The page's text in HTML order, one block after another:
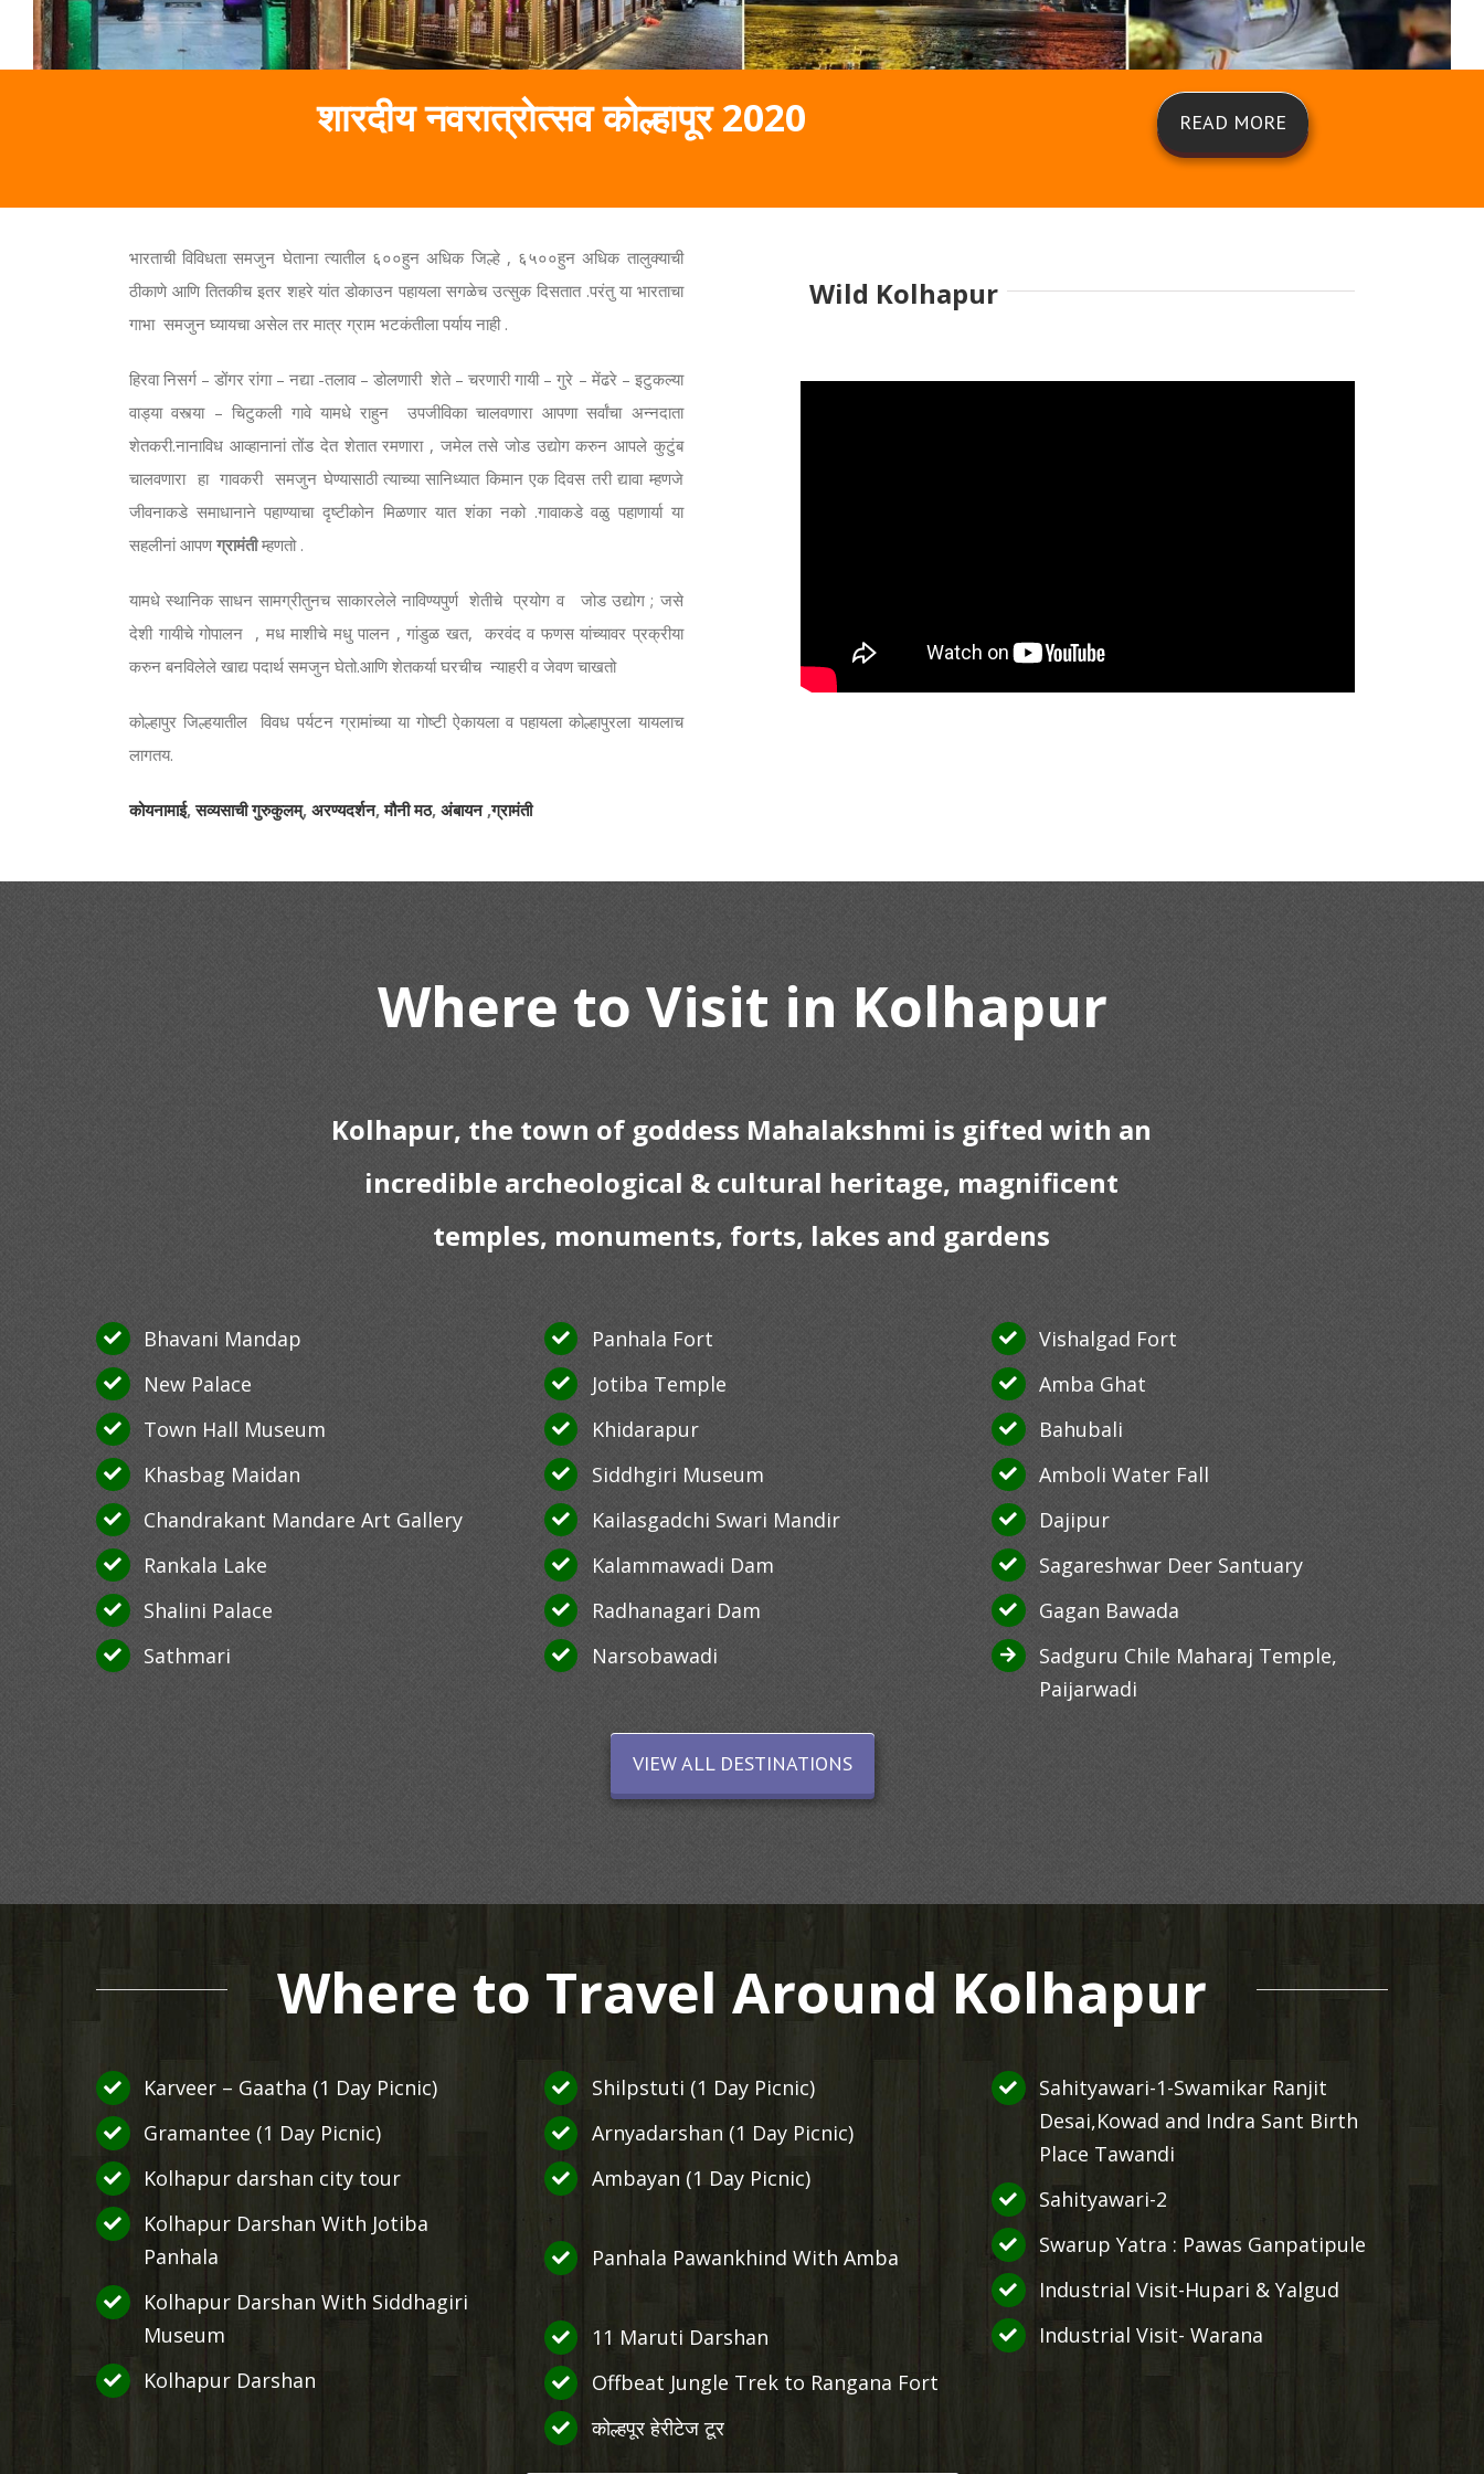
शारदीय नवरात्रोत्सव कोल्हापूर 2020 READ MORE
भारताची विविधता समजुन घेताना त्यातील ६००हुन अधिक जिल्हे , ६५००हुन अधिक तालुक्याची
ठीकाणे आणि तितकीच इतर शहरे यांत डोकाउन पहायला सगळेच उत्सुक दिसतात .परंतु या भारताचा
गाभा समजुन घ्यायचा असेल तर मात्र ग्राम भटकंतीला पर्याय नाही .
हिरवा निसर्ग – डोंगर रांगा – नद्या -तलाव – डोलणारी शेते – चरणारी गायी – गुरे – मेंढरे – इटुकल्या
वाड्या वस्त्या – चिटुकली गावे यामधे राहुन उपजीविका चालवणारा आपणा सर्वांचा अन्नदाता
शेतकरी.नानाविध आव्हानानां तोंड देत शेतात रमणारा , जमेल तसे जोड उद्याेग करुन आपले कुटुंब
चालवणारा हा गावकरी समजुन घेण्यासाठी त्याच्या सानिध्यात किमान एक दिवस तरी द्यावा म्हणजे
जीवनाकडे समाधानाने पहाण्याचा दृष्टीकोन मिळणार यात शंका नको .गावाकडे वळु पहाणार्या या
सहलीनां आपणग्रामंतीम्हणतो .
यामधे स्थानिक साधन सामग्रीतुनच साकारलेले नाविण्यपुर्ण शेतीचे प्रयोग व जोड उद्योग ; जसे
देशी गायीचे गोपालन , मध माशीचे मधु पालन , गांडुळ खत, करवंद व फणस यांच्यावर प्रक्रीया
करुन बनविलेले खाद्य पदार्थ समजुन घेतो.आणि शेतकर्या घरचीच न्याहरी व जेवण चाखतो
कोल्हापुर जिल्हयातील विवध पर्यटन ग्रामांच्या या गोष्टी ऐकायला व पहायला कोल्हापुरला यायलाच
लागतय.
कोयनामाई,सव्यसाची गुरुकुलम्, अरण्यदर्शन,मौनी मठ, अंबायन,ग्रामंती
Wild Kolhapur
Where to Visit in Kolhapur
Kolhapur, the town of goddess Mahalakshmi is gifted with an
incredible archeological & cultural heritage, magnificent
temples, monuments, forts, lakes and gardens
Bhavani Mandap
New Palace
Town Hall Museum
Khasbag Maidan
Chandrakant Mandare Art Gallery
Rankala Lake
Shalini Palace
Sathmari
Panhala Fort
Jotiba Temple
Khidarapur
Siddhgiri Museum
Kailasgadchi Swari Mandir
Kalammawadi Dam
Radhanagari Dam
Narsobawadi
Vishalgad Fort
Amba Ghat
Bahubali
Amboli Water Fall
Dajipur
Sagareshwar Deer Santuary
Gagan Bawada
Sadguru Chile Maharaj Temple,
Paijarwadi
VIEW ALL DESTINATIONS
Where to Travel Around Kolhapur
Karveer – Gaatha (1 Day Picnic)
Gramantee (1 Day Picnic)
Kolhapur darshan city tour
Kolhapur Darshan With Jotiba
Panhala
Kolhapur Darshan With Siddhagiri
Museum
Kolhapur Darshan
Shilpstuti (1 Day Picnic)
Arnyadarshan (1 Day Picnic)
Ambayan (1 Day Picnic)
Panhala Pawankhind With Amba
11 Maruti Darshan
Offbeat Jungle Trek to Rangana Fort
कोल्हपूर हेरीटेज टूर
Sahityawari-1-Swamikar Ranjit
Desai,Kowad and Indra Sant Birth
Place Tawandi
Sahityawari-2
Swarup Yatra : Pawas Ganpatipule
Industrial Visit-Hupari & Yalgud
Industrial Visit- Warana